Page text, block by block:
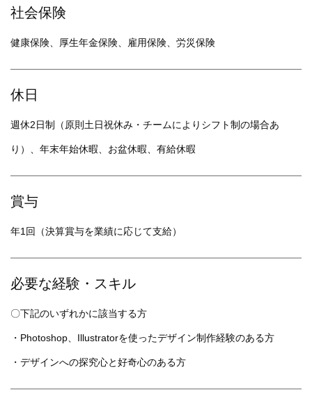
社会保険
健康保険、厚生年金保険、雇用保険、労災保険
休日
週休2日制（原則土日祝休み・チームによりシフト制の場合あ
り）、年末年始休暇、お盆休暇、有給休暇
賞与
年1回（決算賞与を業績に応じて支給）
必要な経験・スキル
〇下記のいずれかに該当する方
・Photoshop、Illustratorを使ったデザイン制作経験のある方
・デザインへの探究心と好奇心のある方